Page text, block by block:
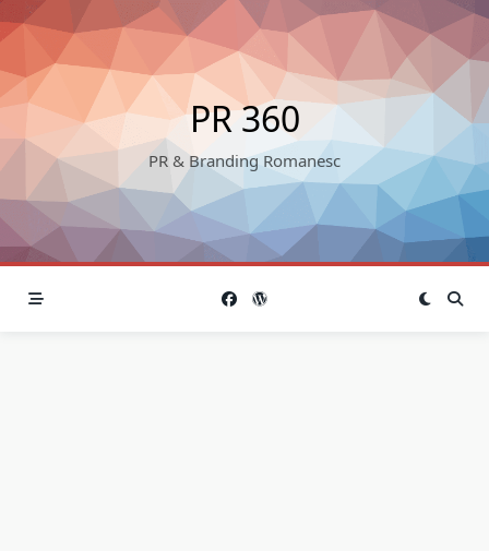
Skip
to
content
PR 360
PR & Branding Romanesc